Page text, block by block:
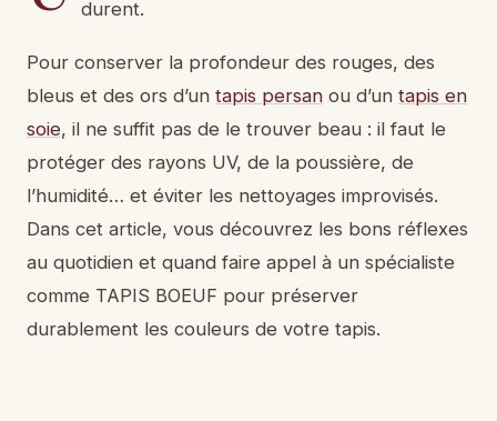
durent.
Pour conserver la profondeur des rouges, des
bleus et des ors d’un tapis persan ou d’un tapis en
soie, il ne suffit pas de le trouver beau : il faut le
protéger des rayons UV, de la poussière, de
l’humidité… et éviter les nettoyages improvisés.
Dans cet article, vous découvrez les bons réflexes
au quotidien et quand faire appel à un spécialiste
comme TAPIS BOEUF pour préserver
durablement les couleurs de votre tapis.